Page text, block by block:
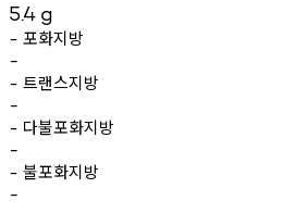
5.4 g
- 포화지방
-
- 트랜스지방
-
- 다불포화지방
-
- 불포화지방
-